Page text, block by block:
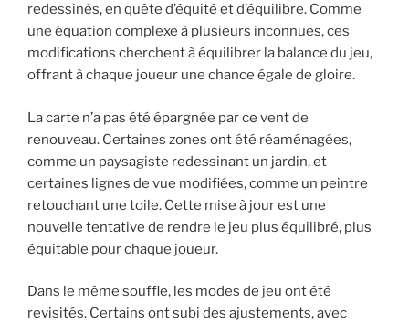
redessinés, en quête d’équité et d’équilibre. Comme
une équation complexe à plusieurs inconnues, ces
modifications cherchent à équilibrer la balance du jeu,
offrant à chaque joueur une chance égale de gloire.
La carte n’a pas été épargnée par ce vent de
renouveau. Certaines zones ont été réaménagées,
comme un paysagiste redessinant un jardin, et
certaines lignes de vue modifiées, comme un peintre
retouchant une toile. Cette mise à jour est une
nouvelle tentative de rendre le jeu plus équilibré, plus
équitable pour chaque joueur.
Dans le même souffle, les modes de jeu ont été
revisités. Certains ont subi des ajustements, avec